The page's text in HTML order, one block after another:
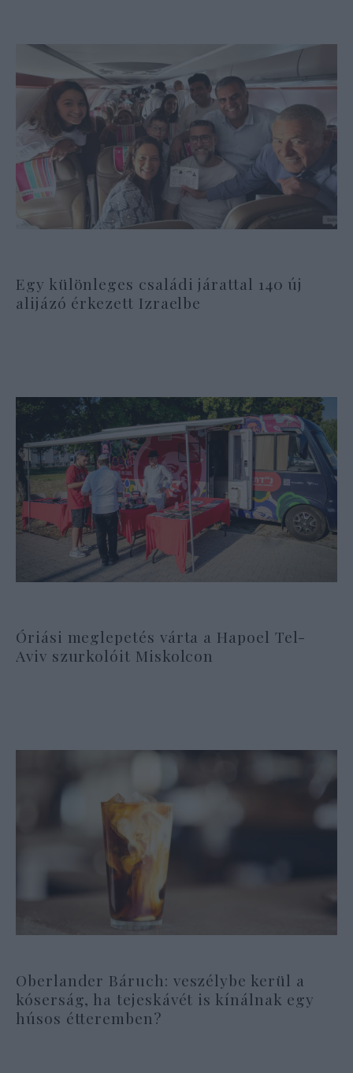
Egy különleges családi járattal 140 új
alijázó érkezett Izraelbe
Óriási meglepetés várta a Hapoel Tel-
Aviv szurkolóit Miskolcon
Oberlander Báruch: veszélybe kerül a
kóserság, ha tejeskávét is kínálnak egy
húsos étteremben?